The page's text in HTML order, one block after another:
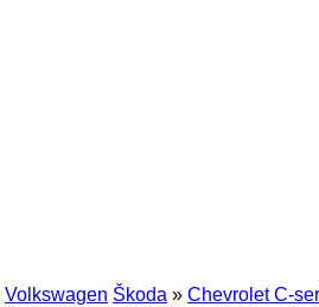
Volkswagen Škoda » Chevrolet C-